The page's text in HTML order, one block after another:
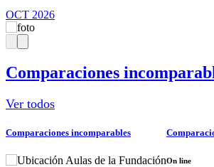
OCT 2026
Comparaciones
Ver todos
Comparaciones incomparables
Aulas de la FundaciónOn line